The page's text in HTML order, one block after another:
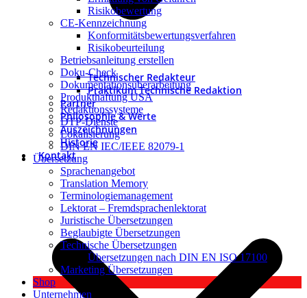
Technischer Redakteur
Praktikum Technische Redaktion
Partner
Philosophie & Werte
Auszeichnungen
Historie
Kontakt
Risikobewertung
CE-Kennzeichnung
Konformitätsbewertungsverfahren
Risikobeurteilung
Betriebsanleitung erstellen
Doku-Check
Dokumentationsüberarbeitung
Produkthaftung USA
Redaktionssysteme
DTP-Dienste
Lokalisierung
DIN EN IEC/IEEE 82079-1
Übersetzung
Sprachenangebot
Translation Memory
Terminologiemanagement
Lektorat – Fremdsprachenlektorat
Juristische Übersetzungen
Beglaubigte Übersetzungen
Technische Übersetzungen
Übersetzungen nach DIN EN ISO 17100
Marketing Übersetzungen
Shop
Unternehmen